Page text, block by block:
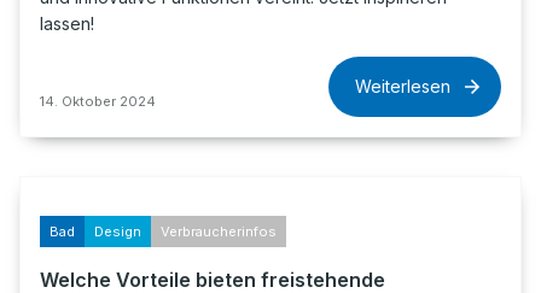
lassen!
14. Oktober 2024
Weiterlesen
Bad Design Verbraucherinfos
Welche Vorteile bieten freistehende